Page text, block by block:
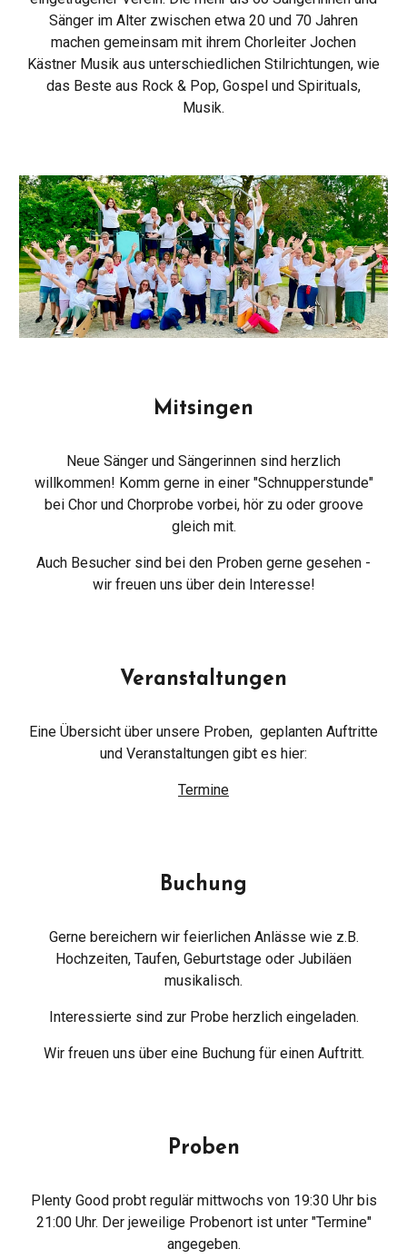
Sänger im Alter zwischen etwa 20 und 70 Jahren
machen gemeinsam mit ihrem Chorleiter Jochen
Kästner Musik aus unterschiedlichen Stilrichtungen, wie
das Beste aus Rock & Pop, Gospel und Spirituals,
Musik.
Mitsingen
Neue Sänger und Sängerinnen sind herzlich
willkommen! Komm gerne in einer "Schnupperstunde"
bei Chor und Chorprobe vorbei, hör zu oder groove
gleich mit.
Auch Besucher sind bei den Proben gerne gesehen -
wir freuen uns über dein Interesse!
Veranstaltungen
Eine Übersicht über unsere Proben, geplanten Auftritte
und Veranstaltungen gibt es hier:
Termine
Buchung
Gerne bereichern wir feierlichen Anlässe wie z.B.
Hochzeiten, Taufen, Geburtstage oder Jubiläen
musikalisch.
Interessierte sind zur Probe herzlich eingeladen.
Wir freuen uns über eine Buchungfür einen Auftritt.
Proben
Plenty Good probt regulär mittwochs von 19:30 Uhr bis
21:00 Uhr. Der jeweilige Probenort ist unter "Termine"
angegeben.